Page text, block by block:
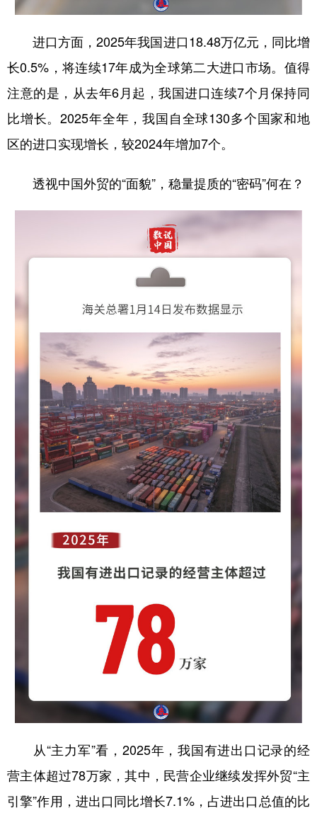
进口方面，2025年我国进口18.48万亿元，同比增
长0.5%，将连续17年成为全球第二大进口市场。值得
注意的是，从去年6月起，我国进口连续7个月保持同
比增长。2025年全年，我国自全球130多个国家和地
区的进口实现增长，较2024年增加7个。
透视中国外贸的“面貌”，稳量提质的“密码”何在？
从“主力军”看，2025年，我国有进出口记录的经
营主体超过78万家，其中，民营企业继续发挥外贸“主
引擎”作用，进出口同比增长7.1%，占进出口总值的比